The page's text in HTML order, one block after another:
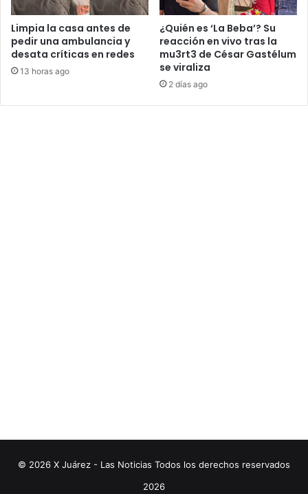
Limpia la casa antes de
pedir una ambulancia y
desata críticas en redes
13 horas ago
¿Quién es ‘La Beba’? Su
reacción en vivo tras la
mu3rt3 de César Gastélum
se viraliza
2 días ago
© 2026 X Juárez - Las Noticias Todos los derechos reservados
2026